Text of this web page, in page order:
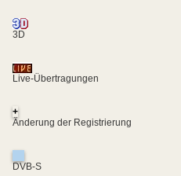
3D
Live-Übertragungen
+
Änderung der Registrierung
DVB-S